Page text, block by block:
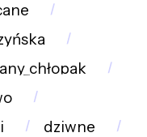
dziwne